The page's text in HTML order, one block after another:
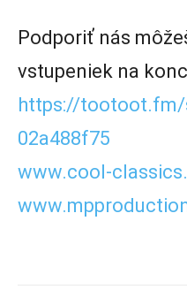
Podporiť nás
vstupeniek na
https://tootoot.fm/
02a488f75
www.cool-